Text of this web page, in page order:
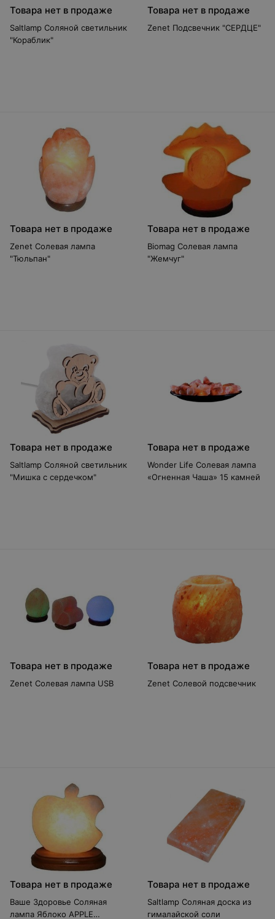
Товара нет в продаже
Saltlamp Соляной светильник
"Кораблик"
Товара нет в продаже
Zenet Подсвечник "СЕРДЦЕ"
Товара нет в продаже
Zenet Солевая лампа
"Тюльпан"
Товара нет в продаже
Biomag Солевая лампа
"Жемчуг"
Товара нет в продаже
Saltlamp Соляной светильник
"Мишка с сердечком"
Товара нет в продаже
Wonder Life Солевая лампа
«Огненная Чаша» 15 камней
Товара нет в продаже
Zenet Солевая лампа USB
Товара нет в продаже
Zenet Солевой подсвечник
Товара нет в продаже
Ваше Здоровье Соляная
лампа Яблоко APPLE
Товара нет в продаже
Saltlamp Соляная доска из
гималайской соли